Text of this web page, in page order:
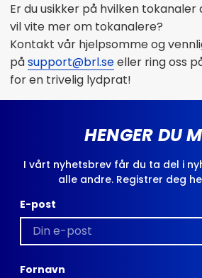
Er du usikker på hvilken tokanaler
vil vite mer om tokanalere?
Kontakt vår hjelpsomme og
påsupport@brl.seeller ring oss
for en trivelig lydprat!
HENGER DU
I vårt nyhetsbrev får du ta del i
alle andre. Registrer deg
E-post
Fornavn